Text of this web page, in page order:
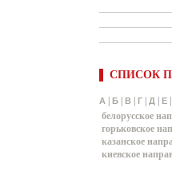
СПИСОК
А Б В Г Д Е
белорусское
горьковское
казанское
киевское